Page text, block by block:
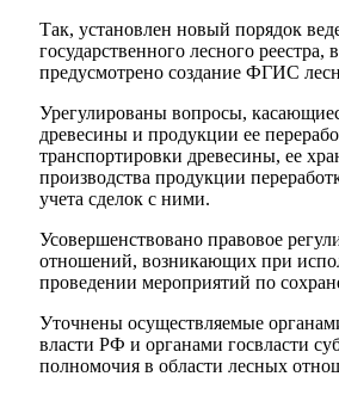
Так, установлен новый порядок
государственного лесного реестра,
предусмотрено создание ФГИС
Урегулированы вопросы,
древесины и продукции ее
транспортировки древесины, ее
производства продукции
учета сделок с ними.
Усовершенствовано правовое
отношений, возникающих при
проведении мероприятий по
Уточнены осуществляемые
власти РФ и органами госвласти
полномочия в области лесных